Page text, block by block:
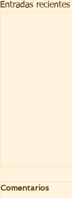
Entradas recientes
Comentarios